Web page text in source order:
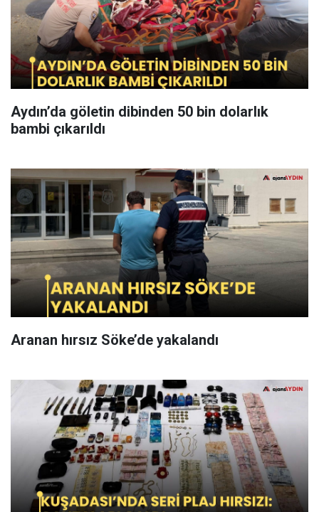
Aydın’da göletin dibinden 50 bin dolarlık
bambi çıkarıldı
Aranan hırsız Söke’de yakalandı